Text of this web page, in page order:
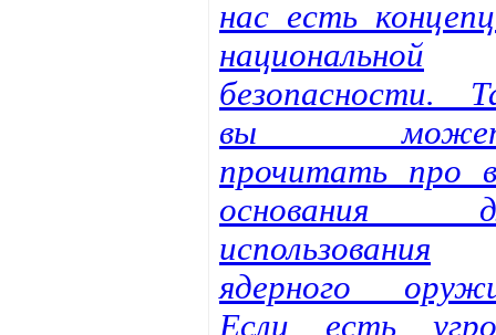
нас есть
национальной
безопасности.
вы
прочитать про
основания
использования
ядерного
Если есть